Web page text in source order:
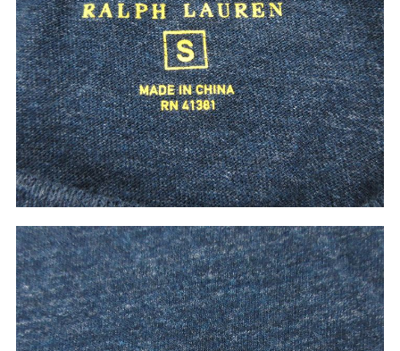
Search by Maniacマニアックから探す
バンド
Tシャツ
アニメ
Tシャツ
映画
Tシャツ
USA製
ボロ ミリタリー
すべてのマニアックを見る
Search by Period年代から探す
90年代 80年代 70年代